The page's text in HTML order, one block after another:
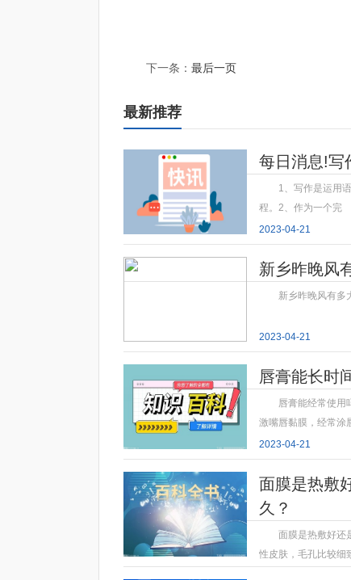
下一条： 最后一页
最新推荐
每日消息!写
1、写作是运用
程。2、作为一个完
2023-04-21
新乡昨晚风
新乡昨晚风有多
2023-04-21
唇膏能长时
唇膏能经常使用
激嘴唇黏膜，经常涂
2023-04-21
面膜是热敷
久？
面膜是热敷好还
性皮肤，毛孔比较细